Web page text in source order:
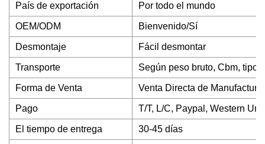
País de exportación Por todo el mundo
OEM/ODM Bienvenido/Sí
Desmontaje Fácil desmontar
Transporte Según peso bruto, Cbm, tipo
Forma de Venta Venta Directa de Manufactura
Pago T/T, L/C, Paypal, Western
El tiempo de entrega 30-45 días